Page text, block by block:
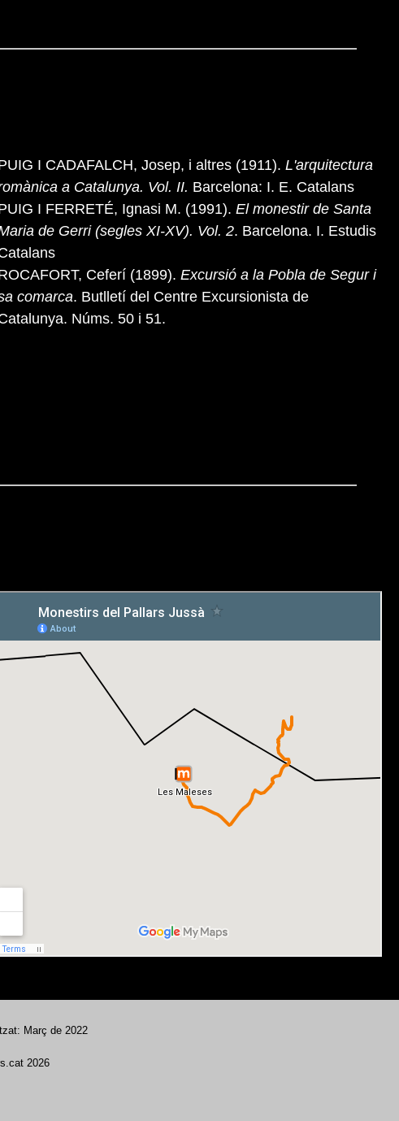
I CADAFALCH, Josep, i altres (1911). L'arquitectura
a Catalunya. Vol. II. Barcelona: I. E. Catalans
I FERRETÉ, Ignasi M. (1991). El monestir de Santa
de Gerri (segles XI-XV). Vol. 2. Barcelona. I. Estudis
Ceferí (1899). Excursió a la Pobla de Segur i
comarca. Butlletí del Centre Excursionista de
Núms. 50 i 51.
Març de 2022